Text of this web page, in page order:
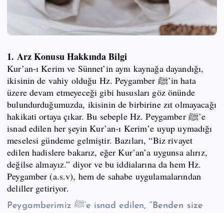
1. Arz Konusu Hakkında Bilgi
Kur’an-ı Kerim ve Sünnet’in aynı kaynağa dayandığı,
ikisinin de vahiy olduğu Hz. Peygamber ﷺ’in hata
üzere devam etmeyeceği gibi hususları göz önünde
bulundurduğumuzda, ikisinin de birbirine zıt olmayacağı
hakikati ortaya çıkar. Bu sebeple Hz. Peygamber ﷺ’e
isnad edilen her şeyin Kur’an-ı Kerim’e uyup uymadığı
meselesi gündeme gelmiştir. Bazıları, “Biz rivayet
edilen hadislere bakarız, eğer Kur’an’a uygunsa alırız,
değilse almayız.” diyor ve bu iddialarına da hem Hz.
Peygamber (a.s.v), hem de sahabe uygulamalarından
deliller getiriyor.
Peygamberimiz ﷺ’e isnad edilen, “Benden size